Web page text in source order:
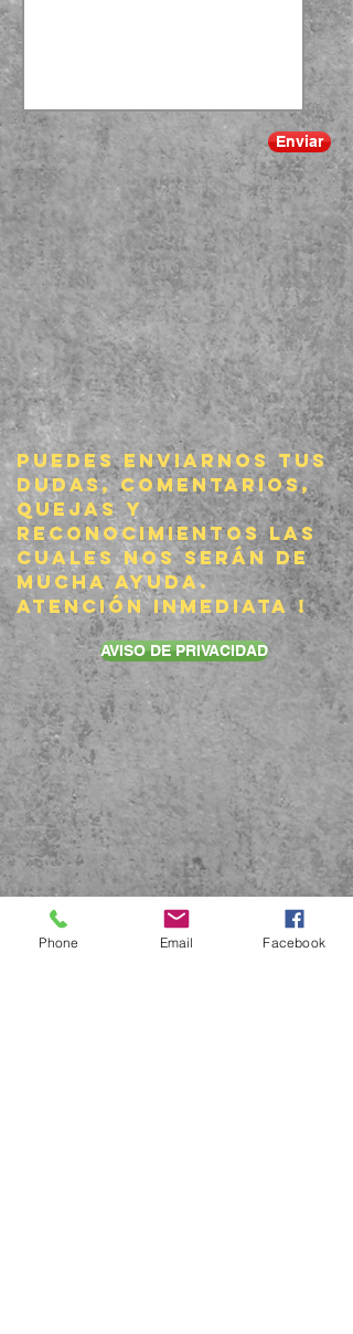
Enviar
Puedes enviarnos tus
dudas, comentarios,
quejas y
reconocimientos las
cuales nos serán de
mucha ayuda.
Atención inmediata !
AVISO DE PRIVACIDAD
Phone Email Facebook